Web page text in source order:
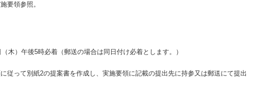
要領参照。
木）午後5時必着（郵送の場合は同日付け必着とします。）
従って別紙2の提案書を作成し、実施要領に記載の提出先に持参又は郵送にて提出